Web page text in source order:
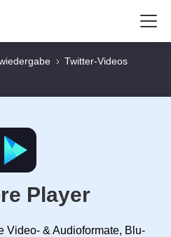
Twitter‑Videos
Player
Video- & Audioformate, Blu-